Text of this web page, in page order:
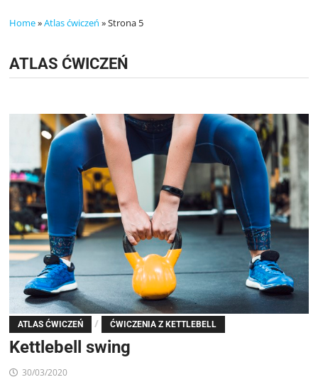
Home»Atlas ćwiczeń »Strona 5
ATLAS ĆWICZEŃ
ATLAS ĆWICZEŃ / ĆWICZENIA Z KETTLEBELL
Kettlebell swing
30/03/2020